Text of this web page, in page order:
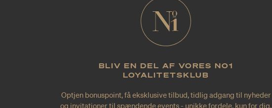
BLIV EN DEL AF VORES NO1
LOYALITETSKLUB
Optjen bonuspoint, få eksklusive tilbud, tidlig adgang til nyheder
og invitationer til spændende events - unikke fordele, kun for dig.